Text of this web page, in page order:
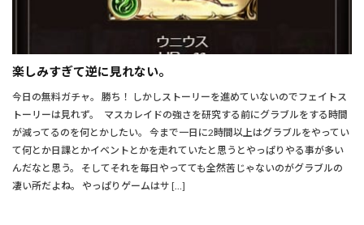
楽しみすぎて逆に見れない。
今日の無料ガチャ。 勝ち！ しかしストーリーを進めていないのでフェイトス
トーリーは見れず。 マスカレイドの強さを研究する前にグラブルをする時間
が減ってるのを何とかしたい。 今まで一日に2時間以上はグラブルをやってい
て何とか日課とかイベントとかを走れていたと思うとやっぱりやる事が多い
んだなと思う。 そしてそれを毎日やってても全然苦じゃないのがグラブルの
凄い所だよね。 やっぱりゲームはサ […]